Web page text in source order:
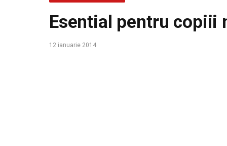
Esential pentru copiii
12 ianuarie 2014